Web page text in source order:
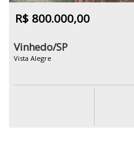
R$ 800.000,00
Vinhedo/SP
Vista Alegre